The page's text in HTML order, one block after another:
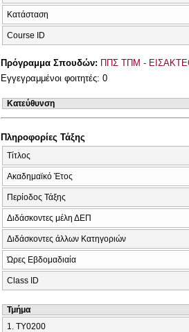
Κατάσταση
Course ID
Πρόγραμμα Σπουδών: ΠΠΣ ΤΠΜ -
Εγγεγραμμένοι φοιτητές: 0
Κατεύθυνση
Πληροφορίες Τάξης
Τίτλος
Ακαδημαϊκό Έτος
Περίοδος Τάξης
Διδάσκοντες μέλη ΔΕΠ
Διδάσκοντες άλλων Κατηγοριών
Ώρες Εβδομαδιαία
Class ID
Τμήμα
1. ΤΥ0200